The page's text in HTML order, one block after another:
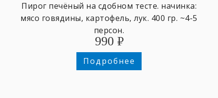
Пирог печёный на сдобном тесте. начинка:
мясо говядины, картофель, лук. 400 гр. ~4-5
персон.
990 ₽
Подробнее